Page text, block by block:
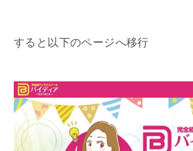
すると以下のページへ移行